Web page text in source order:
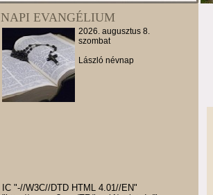
NAPI EVANGÉLIUM
2026. augusztus 8.
szombat
László névnap
IC "-//W3C//DTD HTML 4.01//EN"